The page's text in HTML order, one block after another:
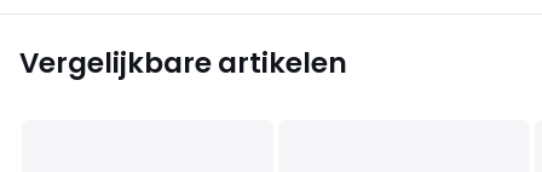
Vergelijkbare artikelen